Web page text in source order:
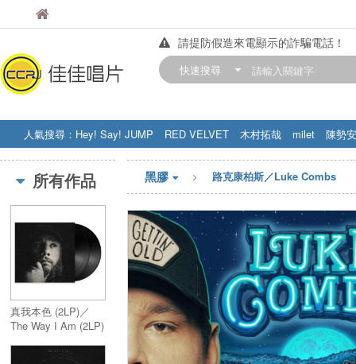
佳佳唱片
請提防假造來電顯示的詐騙電話！
【中華門市營業時間調整公告】
快速搜尋
人氣搜尋： Hey! Say! JUMP RED VELVET 木村拓哉 milet
陳勢安
STRAY KIDS
盧廣仲 周杰伦
所有作品
真我本色 (2LP)／
The Way I Am (2LP)
黑膠 路克康柏斯／Luke Combs